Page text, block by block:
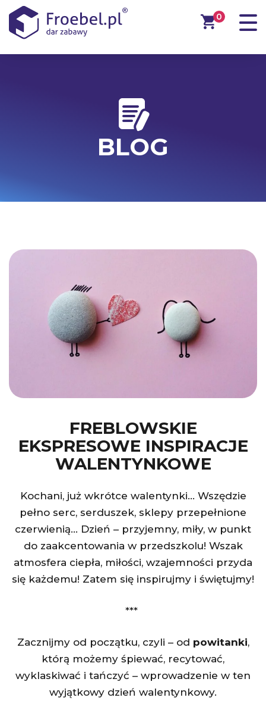
0
BLOG
FREBLOWSKIE
EKSPRESOWE INSPIRACJE
WALENTYNKOWE
Kochani, już wkrótce walentynki… Wszędzie
pełno serc, serduszek, sklepy przepełnione
czerwienią… Dzień – przyjemny, miły, w punkt
do zaakcentowania w przedszkolu! Wszak
atmosfera ciepła, miłości, wzajemności przyda
się każdemu! Zatem się inspirujmy i świętujmy!
***
Zacznijmy od początku, czyli – od powitanki,
którą możemy śpiewać, recytować,
wyklaskiwać i tańczyć – wprowadzenie w ten
wyjątkowy dzień walentynkowy.